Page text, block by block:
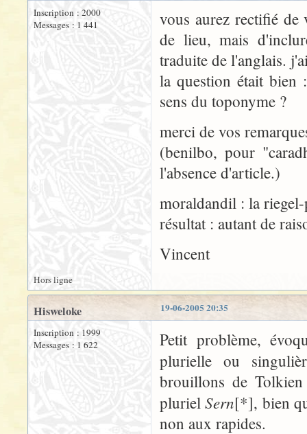
Inscription : 2000
Messages : 1 441
vous aurez rectifié
de lieu, mais
traduite de l'anglais.
la question était bien
sens du toponyme ?
merci de vos
(benilbo, pour
l'absence d'article.)
moraldandil : la
résultat : autant de
Vincent
Hors ligne
19-06-2005 20:35
Hisweloke
Inscription : 1999
Messages : 1 622
Petit problème,
plurielle ou
brouillons de Tolkien
plurielSern[*], bien
non aux rapides.